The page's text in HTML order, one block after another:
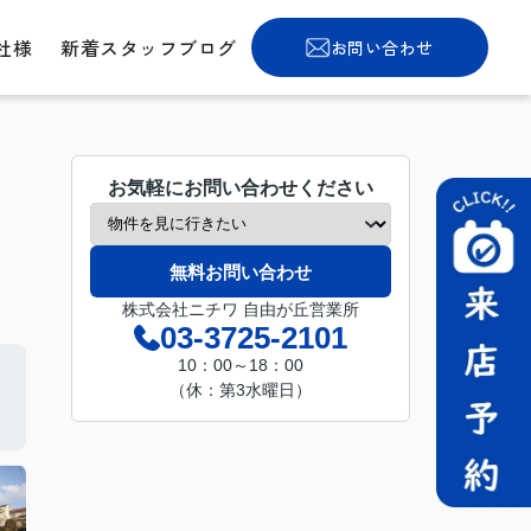
様 新着スタッフブログ お問い合わせ
お気軽にお問い合わせください
無料お問い合わせ
株式会社ニチワ 自由が丘営業所
03-3725-2101
10：00～18：00
（休：第3水曜日）